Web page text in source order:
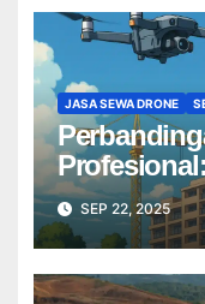
JASA SEWA DRONE
Terbaik
SEP 22, 2025